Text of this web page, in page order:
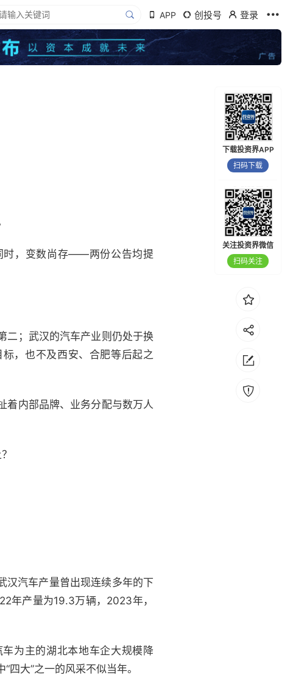
APP 创投号 登录
时，变数尚存——两份公告均提
二；武汉的汽车产业则仍处于换
，也不及西安、合肥等后起之
着内部品牌、业务分配与数万人
汉汽车产量曾出现连续多年的下
年产量为19.3万辆，2023年，
为主的湖北本地车企大规模降
四大”之一的风采不似当年。
下载投资界APP
扫码下载
关注投资界微信
扫码关注